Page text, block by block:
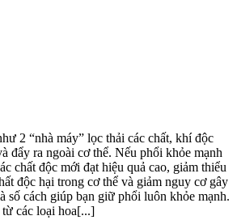
2 “nhà máy” lọc thải các chất, khí độc
đẩy ra ngoài cơ thể. Nếu phổi khỏe mạnh
chất độc mới đạt hiệu quả cao, giảm thiểu
độc hại trong cơ thể và giảm nguy cơ gây
số cách giúp bạn giữ phổi luôn khỏe mạnh.
các loại hoa[...]